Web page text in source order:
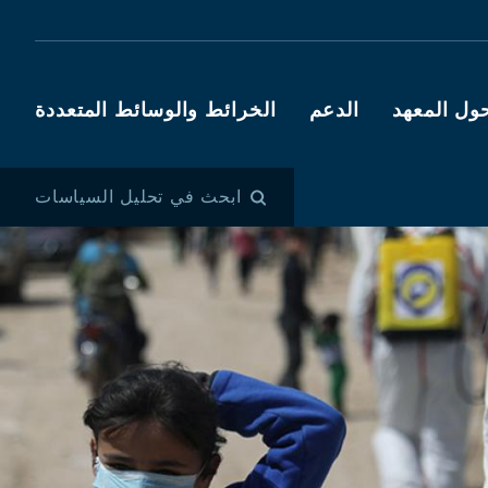
المعهد الدعم الخرائط والوسائط المتعددة
ابحث في تحليل السياسات